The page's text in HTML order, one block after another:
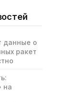
данные о
ракет
на